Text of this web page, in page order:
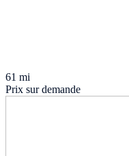
61 mi
Prix sur demande